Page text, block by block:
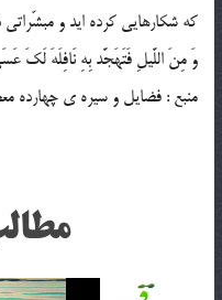
كه شكارهايی كرده ايد و مبشّراتی
وَ مِنَ اللَّيلِ فَتَهَجَّد بِهِ نَافِلَهَ لَكَ
منبع : فضايل و سيره ی چهارده